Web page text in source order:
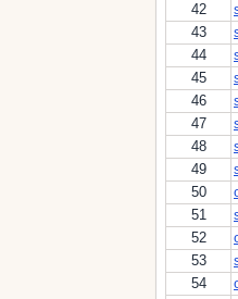
42
43
44
45
46
47
48
49
50
51
52
53
54